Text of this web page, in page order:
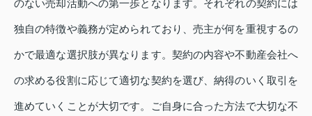
のない売却活動への第一歩となります。それぞれの契約には
独自の特徴や義務が定められており、売主が何を重視するの
かで最適な選択肢が異なります。契約の内容や不動産会社へ
の求める役割に応じて適切な契約を選び、納得のいく取引を
進めていくことが大切です。ご自身に合った方法で大切な不